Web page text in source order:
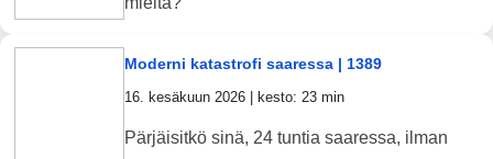
Moderni katastrofi saaressa | 1389
16. kesäkuun 2026 | kesto: 23 min
Pärjäisitkö sinä, 24 tuntia saaressa, ilman